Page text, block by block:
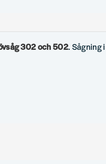
302 och 502. Sågning